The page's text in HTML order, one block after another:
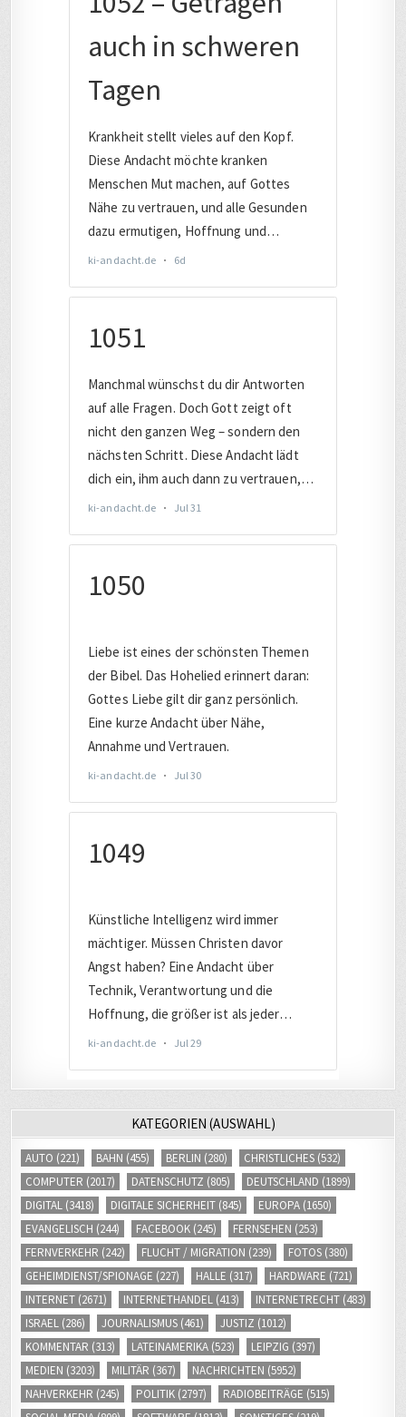
AUTO(221) BAHN(455) BERLIN(280) CHRISTLICHES(532)
COMPUTER
(2017) DATENSCHUTZ (805) DEUTSCHLAND(1899)
DIGITAL (3418) DIGITALE SICHERHEIT(845) EUROPA(1650)
EVANGELISCH (244) FACEBOOK(245) FERNSEHEN(253)
FERNVERKEHR(242) FLUCHT / MIGRATION(239) FOTOS
GEHEIMDIENST/SPIONAGE(227) HALLE (317) HARDWARE(721)
INTERNET(2671) INTERNETHANDEL(413) INTERNETRECHT(483)
ISRAEL(286) JOURNALISMUS(461) JUSTIZ
(1012)
KOMMENTAR
(313) LATEINAMERIKA (523) LEIPZIG
MEDIEN(3203) MILITÄR(367) NACHRICHTEN(5952)
NAHVERKEHR(245) POLITIK (2797) RADIOBEITRÄGE
SOCIAL MEDIA (809) SOFTWARE(1813) SONSTIGES(219)